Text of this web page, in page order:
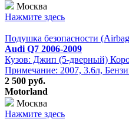
Москва
Нажмите здесь
Подушка безопасности
Audi Q7 2006-2009
Кузов: Джип (5-дверный)
Примечание: 2007, 3.6л,
2 500 руб.
Motorland
Москва
Нажмите здесь